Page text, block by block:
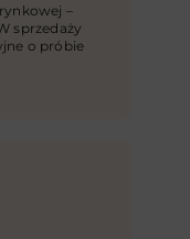
–
sprzedaży
o próbie